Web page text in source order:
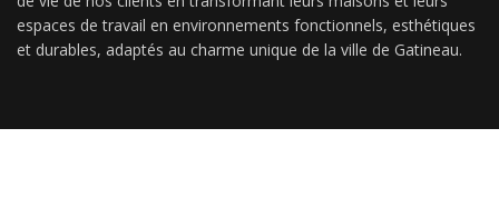
espaces de travail en environnements fonctionnels, esthétiques
et durables, adaptés au charme unique de la ville de Gatineau.